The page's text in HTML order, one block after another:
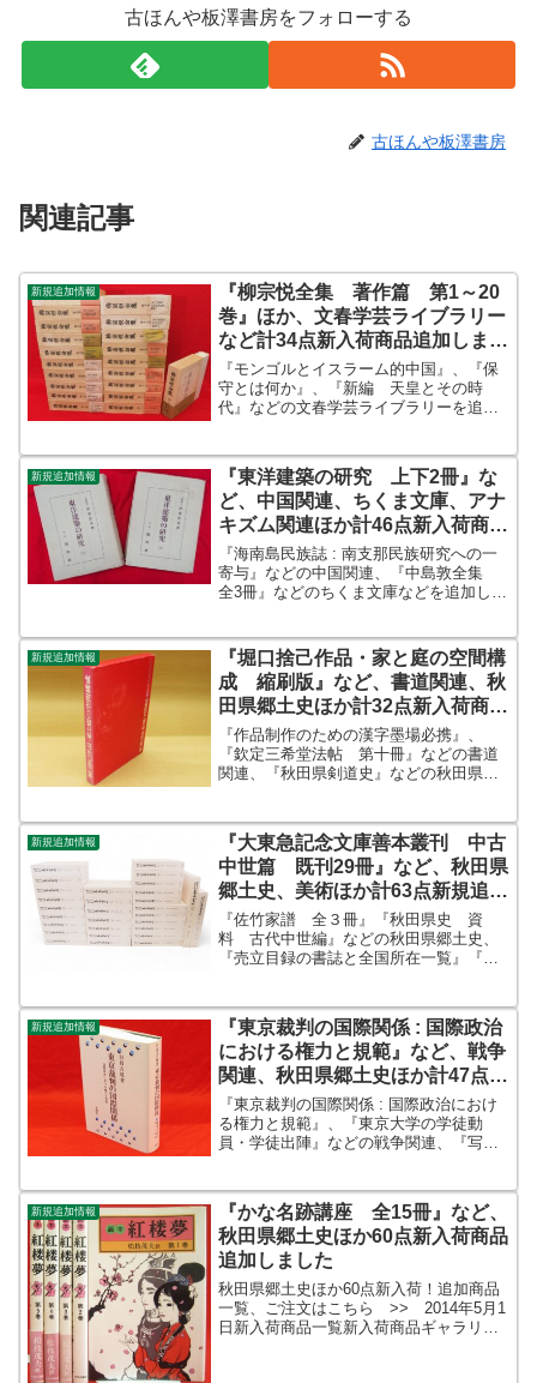
古ほんや板澤書房をフォローする
古ほんや板澤書房
関連記事
新規追加情報
『柳宗悦全集 著作篇 第1～20
巻』ほか、文春学芸ライブラリー
など計34点新入荷商品追加しまし
た
『モンゴルとイスラーム的中国』、『保
守とは何か』、『新編 天皇とその時
代』などの文春学芸ライブラリーを追加
集』、『南方熊楠全集 全12冊』、『菊
池寛文学全集 全10冊...
新規追加情報
『東洋建築の研究 上下2冊』な
ど、中国関連、ちくま文庫、アナ
キズム関連ほか計46点新入荷商品
追加しました
『海南島民族誌 : 南支那民族研究への一
寄与』などの中国関連、『中島敦全集
全3冊』などのちくま文庫などを追加しま
なきアナキスト像』、『清岡卓行大連小
説全集 全2冊』な...
新規追加情報
『堀口捨己作品・家と庭の空間構
成 縮刷版』など、書道関連、秋
田県郷土史ほか計32点新入荷商品
追加しました
『作品制作のための漢字墨場必携』、
『欽定三希堂法帖 第十冊』などの書道
関連、『秋田県剣道史』などの秋田県郷
版』、『歩兵第八十二聯隊史』、『浮世
絵事典 全3冊』などなど。ic...
新規追加情報
『大東急記念文庫善本叢刊 中古
中世篇 既刊29冊』など、秋田県
郷土史、美術ほか計63点新規追加
しました
『佐竹家譜 全３冊』『秋田県史 資
料 古代中世編』などの秋田県郷土史、
『売立目録の書誌と全国所在一覧』『シ
『大東急記念文庫善本叢刊 中古中世
篇 既刊29冊』『ラフカ...
新規追加情報
『東京裁判の国際関係 : 国際政治
における権力と規範』など、戦争
関連、秋田県郷土史ほか計47点新
入荷商品追加しました
『東京裁判の国際関係 : 国際政治におけ
る権力と規範』、『東京大学の学徒動
員・学徒出陣』などの戦争関連、『写真
郷土史を追加しました。ほか『刺し子の
技法 新技法シリー...
新規追加情報
『かな名跡講座 全15冊』など、
秋田県郷土史ほか60点新入荷商品
追加しました
秋田県郷土史ほか60点新入荷！追加商品
一覧、ご注文はこちら >> 2014年5月1
日新入荷商品一覧新入荷商品ギャラリー